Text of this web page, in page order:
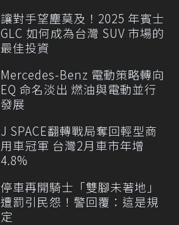
讓對手望塵莫及！2025 年賓士
GLC 如何成為台灣 SUV 市場的
最佳投資
Mercedes-Benz 電動策略轉向
EQ 命名淡出 燃油與電動並行
發展
J SPACE翻轉戰局奪回輕型商
用車冠軍 台灣2月車市年增
4.8%
停車再開騎士「雙腳未著地」
遭罰引民怨！警回覆：這是規
定